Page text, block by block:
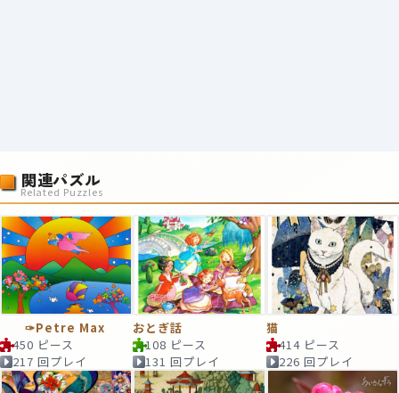
関連パズル
Related Puzzles
✑Petre Max
450 ピース
217 回プレイ
おとぎ話
108 ピース
131 回プレイ
猫
414 ピース
226 回プレイ